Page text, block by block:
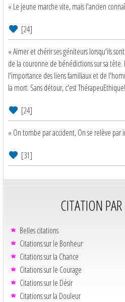
« Le jeune marche vite, mais l'ancien
[24]
« Aimer et chérir ses géniteurs lorsqu'ils
de la couronne de bénédictions sur sa
l'importance des liens familiaux et de
la mort. Sans détour, c'est
[24]
« On tombe par accident, On se relève par
[31]
CITATION
Belles citations
Citations sur le Bonheur
Citations sur la Chance
Citations sur le Courage
Citations sur le Désir
Citations sur la Douleur